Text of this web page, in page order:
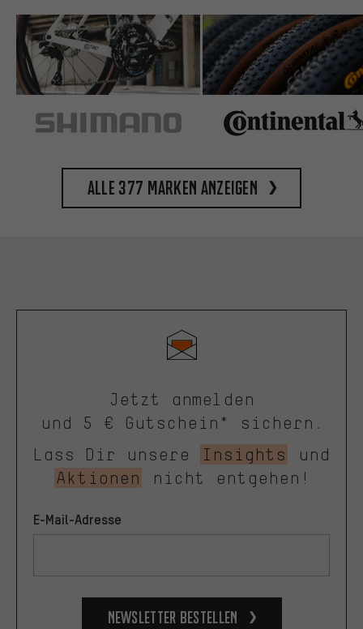
Alle 377 Marken anzeigen
Jetzt anmelden
und 5 € Gutschein* sichern.
Lass Dir unsere
Insights
und
Aktionen
nicht entgehen!
E-Mail-Adresse
Newsletter bestellen